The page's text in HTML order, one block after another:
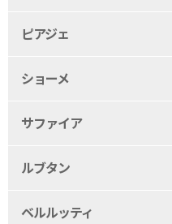
ピアジェ
ショーメ
サファイア
ルブタン
ベルルッティ